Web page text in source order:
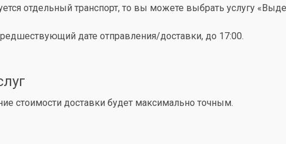
отдельный транспорт, то вы можете выбрать услугу
дате отправления/доставки, до 17:00.
стоимости доставки будет максимально точным.